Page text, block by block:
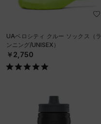
UAベロシティ クルー ソックス（ラ
ンニング/UNISEX）
￥2,750